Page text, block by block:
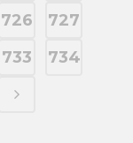
726
727
733
734